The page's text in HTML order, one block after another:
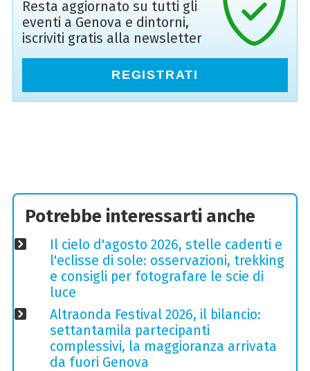
Resta aggiornato su tutti gli
eventi a Genova e dintorni,
iscriviti gratis alla newsletter
REGISTRATI
Potrebbe interessarti anche
Il cielo d'agosto 2026, stelle cadenti e
l'eclisse di sole: osservazioni, trekking
e consigli per fotografare le scie di
luce
Altraonda Festival 2026, il bilancio:
settantamila partecipanti
complessivi, la maggioranza arrivata
da fuori Genova